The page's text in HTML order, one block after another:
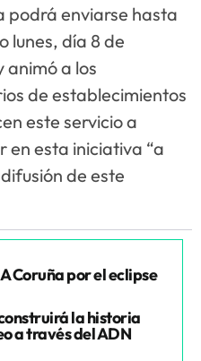
podrá enviarse hasta
lunes, día 8 de
animó a los
de establecimientos
este servicio a
en esta iniciativa “a
de este
Coruña por el eclipse
la historia
a través del ADN